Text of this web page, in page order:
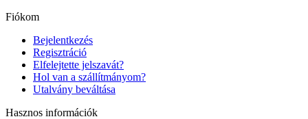
Fiókom
Bejelentkezés
Regisztráció
Elfelejtette jelszavát?
Hol van a szállítmányom?
Utalvány beváltása
Hasznos információk